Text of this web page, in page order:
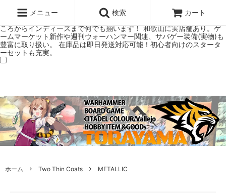
ミアムショップTORAYAMA。通販・オンラインショップです！ ウォー
ハンマーとボードゲームのことなら当店へ！ボードゲームもメジャーど
ころからインディーズまで何でも揃います！ 和歌山に実店舗あり。ゲ
ームマーケット新作や週刊ウォーハンマー関連、サバゲー装備(実物)も
豊富に取り扱い。 在庫品は即日発送対応可能！初心者向けのスタータ
ーセットも充実。
メニュー 検索 カート
ホーム Two Thin Coats METALLIC